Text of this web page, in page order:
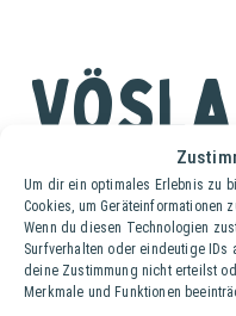
Um dir ein optimales Erlebnis zu
Cookies, um Geräteinformationen
Wenn du diesen Technologien
Surfverhalten oder eindeutige IDs
deine Zustimmung nicht erteilst
Merkmale und Funktionen
Still
Ki. (24 Fl. à 0,33 lt.)